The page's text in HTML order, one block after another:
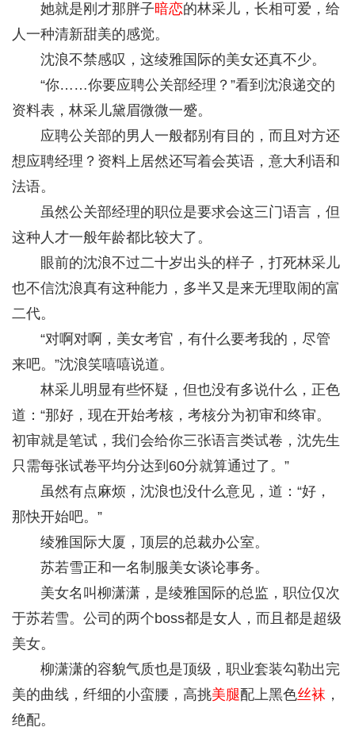
她就是刚才那胖子暗恋的林采儿，长相可爱，给
人一种清新甜美的感觉。
沈浪不禁感叹，这绫雅国际的美女还真不少。
“你……你要应聘公关部经理？”看到沈浪递交的
资料表，林采儿黛眉微微一蹙。
应聘公关部的男人一般都别有目的，而且对方还
想应聘经理？资料上居然还写着会英语，意大利语和
法语。
虽然公关部经理的职位是要求会这三门语言，但
这种人才一般年龄都比较大了。
眼前的沈浪不过二十岁出头的样子，打死林采儿
也不信沈浪真有这种能力，多半又是来无理取闹的富
二代。
“对啊对啊，美女考官，有什么要考我的，尽管
来吧。”沈浪笑嘻嘻说道。
林采儿明显有些怀疑，但也没有多说什么，正色
道：“那好，现在开始考核，考核分为初审和终审。
初审就是笔试，我们会给你三张语言类试卷，沈先生
只需每张试卷平均分达到60分就算通过了。”
虽然有点麻烦，沈浪也没什么意见，道：“好，
那快开始吧。”
绫雅国际大厦，顶层的总裁办公室。
苏若雪正和一名制服美女谈论事务。
美女名叫柳潇潇，是绫雅国际的总监，职位仅次
于苏若雪。公司的两个boss都是女人，而且都是超级
美女。
柳潇潇的容貌气质也是顶级，职业套装勾勒出完
美的曲线，纤细的小蛮腰，高挑美腿配上黑色丝袜 ，
绝配。